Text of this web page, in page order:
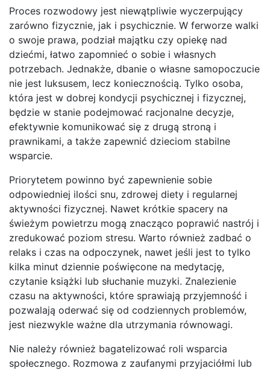
Proces rozwodowy jest niewątpliwie wyczerpujący
zarówno fizycznie, jak i psychicznie. W ferworze walki
o swoje prawa, podział majątku czy opiekę nad
dziećmi, łatwo zapomnieć o sobie i własnych
potrzebach. Jednakże, dbanie o własne samopoczucie
nie jest luksusem, lecz koniecznością. Tylko osoba,
która jest w dobrej kondycji psychicznej i fizycznej,
będzie w stanie podejmować racjonalne decyzje,
efektywnie komunikować się z drugą stroną i
prawnikami, a także zapewnić dzieciom stabilne
wsparcie.
Priorytetem powinno być zapewnienie sobie
odpowiedniej ilości snu, zdrowej diety i regularnej
aktywności fizycznej. Nawet krótkie spacery na
świeżym powietrzu mogą znacząco poprawić nastrój i
zredukować poziom stresu. Warto również zadbać o
relaks i czas na odpoczynek, nawet jeśli jest to tylko
kilka minut dziennie poświęcone na medytację,
czytanie książki lub słuchanie muzyki. Znalezienie
czasu na aktywności, które sprawiają przyjemność i
pozwalają oderwać się od codziennych problemów,
jest niezwykle ważne dla utrzymania równowagi.
Nie należy również bagatelizować roli wsparcia
społecznego. Rozmowa z zaufanymi przyjaciółmi lub